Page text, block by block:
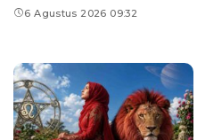
6 Agustus 2026 09:32